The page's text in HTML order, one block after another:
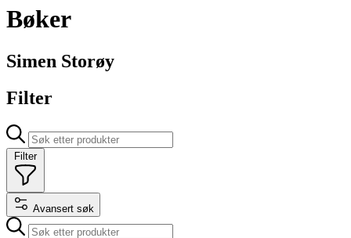
Bøker
Simen Storøy
Filter
Filter
Avansert søk